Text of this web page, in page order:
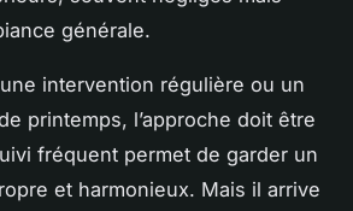
générale.
intervention régulière ou un
printemps, l’approche doit être
fréquent permet de garder un
et harmonieux. Mais il arrive